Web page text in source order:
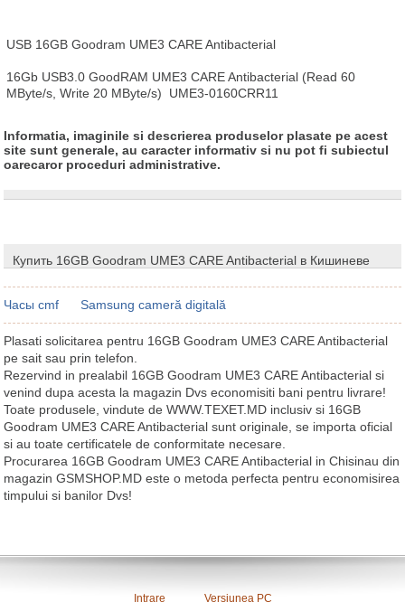
USB 16GB Goodram UME3 CARE Antibacterial
16Gb USB3.0 GoodRAM UME3 CARE Antibacterial (Read 60
MByte/s, Write 20 MByte/s)  UME3-0160CRR11
Informatia, imaginile si descrierea produselor plasate pe acest
site sunt generale, au caracter informativ si nu pot fi subiectul
oarecaror proceduri administrative.
Купить 16GB Goodram UME3 CARE Antibacterial в Кишиневе
Часы cmf Samsung cameră digitală
Plasati solicitarea pentru 16GB Goodram UME3 CARE Antibacterial
pe sait sau prin telefon.
Rezervind in prealabil 16GB Goodram UME3 CARE Antibacterial si
venind dupa acesta la magazin Dvs economisiti bani pentru livrare!
Toate produsele, vindute de WWW.TEXET.MD inclusiv si 16GB
Goodram UME3 CARE Antibacterial sunt originale, se importa oficial
si au toate certificatele de conformitate necesare.
Procurarea 16GB Goodram UME3 CARE Antibacterial in Chisinau din
magazin GSMSHOP.MD este o metoda perfecta pentru economisirea
timpului si banilor Dvs!
Intrare Versiunea PC